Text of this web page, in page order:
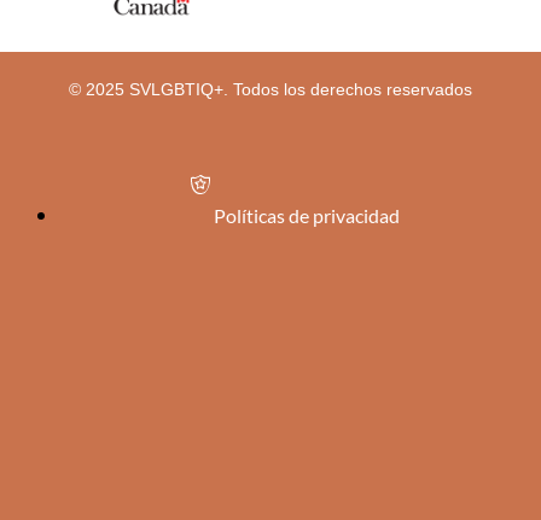
© 2025 SVLGBTIQ+. Todos los derechos reservados
Políticas de privacidad